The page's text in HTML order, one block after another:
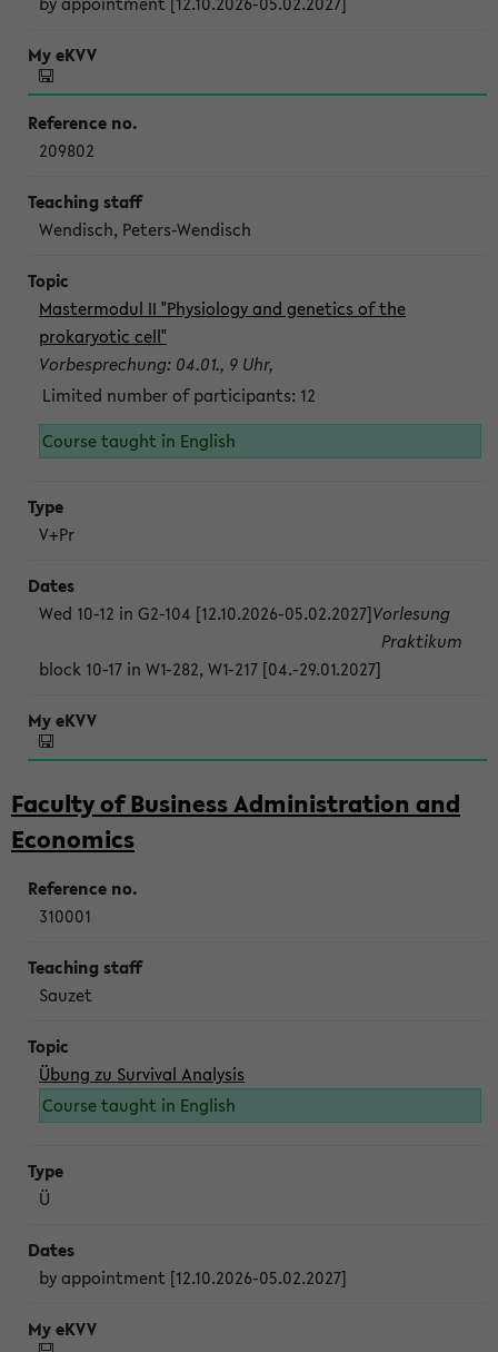
209802
Wendisch, Peters-Wendisch
Mastermodul II "Physiology and genetics of the
prokaryotic cell"
Vorbesprechung: 04.01., 9 Uhr,
Limited number of participants: 12
Course taught in English
V+Pr
Wed 10-12 in G2-104 [12.10.2026-05.02.2027]Vorlesung
block 10-17 in W1-282, W1-217 [04.-29.01.2027]
Praktikum
Faculty of Business Administration and
Economics
310001
Sauzet
Übung zu Survival Analysis
Course taught in English
Ü
by appointment [12.10.2026-05.02.2027]